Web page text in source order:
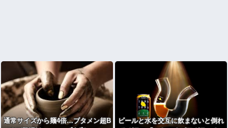
通常サイズから麺4倍…ブタメン超B
ビールと水を交互に飲まないと倒れ